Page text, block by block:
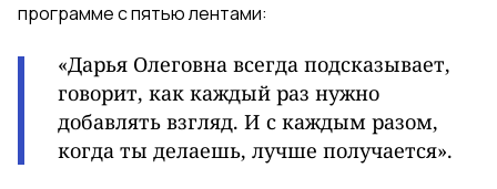
программе с пятью лентами:
«Дарья Олеговна всегда подсказывает,
говорит, как каждый раз нужно
добавлять взгляд. И с каждым разом,
когда ты делаешь, лучше получается».